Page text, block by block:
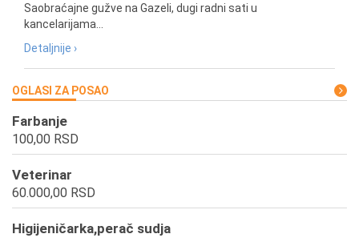
Saobraćajne gužve na Gazeli, dugi radni sati u
kancelarijama...
Detaljnije ›
OGLASI ZA POSAO
Farbanje
100,00 RSD
Veterinar
60.000,00 RSD
Higijeničarka,perač sudja